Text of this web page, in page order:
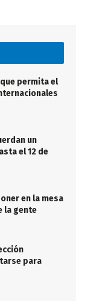
permita el
un
el 12 de
en la mesa
la gente
para